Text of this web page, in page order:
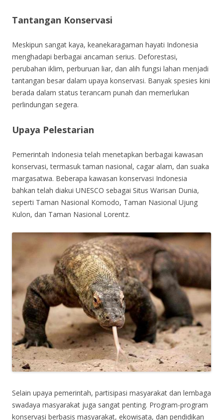
Tantangan Konservasi
Meskipun sangat kaya, keanekaragaman hayati Indonesia
menghadapi berbagai ancaman serius. Deforestasi,
perubahan iklim, perburuan liar, dan alih fungsi lahan menjadi
tantangan besar dalam upaya konservasi. Banyak spesies kini
berada dalam status terancam punah dan memerlukan
perlindungan segera.
Upaya Pelestarian
Pemerintah Indonesia telah menetapkan berbagai kawasan
konservasi, termasuk taman nasional, cagar alam, dan suaka
margasatwa. Beberapa kawasan konservasi Indonesia
bahkan telah diakui UNESCO sebagai Situs Warisan Dunia,
seperti Taman Nasional Komodo, Taman Nasional Ujung
Kulon, dan Taman Nasional Lorentz.
Selain upaya pemerintah, partisipasi masyarakat dan lembaga
swadaya masyarakat juga sangat penting. Program-program
konservasi berbasis masyarakat, ekowisata, dan pendidikan